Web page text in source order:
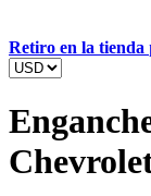
Retiro en la tienda